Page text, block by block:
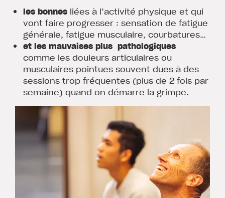
les bonnes liées à l’activité physique et qui
vont faire progresser : sensation de fatigue
générale, fatigue musculaire, courbatures…
et les mauvaises plus pathologiques
comme les douleurs articulaires ou
musculaires pointues souvent dues à des
sessions trop fréquentes (plus de 2 fois par
semaine) quand on démarre la grimpe.